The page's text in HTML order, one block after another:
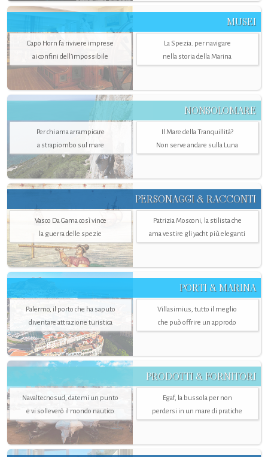
MUSEI
Capo Horn fa rivivere imprese
ai confini dell’impossibile
La Spezia. per navigare
nella storia della Marina
NONSOLOMARE
Per chi ama arrampicare
a strapiombo sul mare
Il Mare della Tranquillità?
Non serve andare sulla Luna
PERSONAGGI & RACCONTI
Vasco Da Gama così vince
la guerra delle spezie
Patrizia Mosconi, la stilista che
ama vestire gli yacht più eleganti
PORTI & MARINA
Palermo, il porto che ha saputo
diventare attrazione turistica
Villasimius, tutto il meglio
che può offrire un approdo
PRODOTTI & FORNITORI
Navaltecnosud, datemi un punto
e vi solleverò il mondo nautico
Egaf, la bussola per non
perdersi in un mare di pratiche